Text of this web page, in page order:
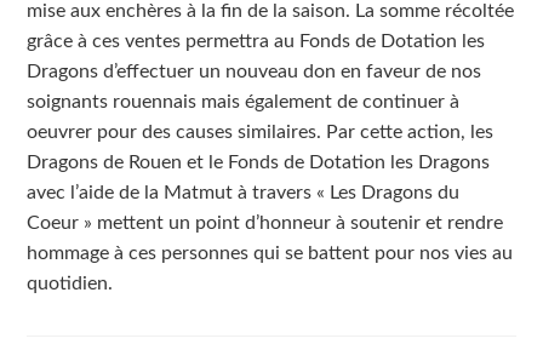
mise aux enchères à la fin de la saison. La somme récoltée
grâce à ces ventes permettra au Fonds de Dotation les
Dragons d’effectuer un nouveau don en faveur de nos
soignants rouennais mais également de continuer à
oeuvrer pour des causes similaires. Par cette action, les
Dragons de Rouen et le Fonds de Dotation les Dragons
avec l’aide de la Matmut à travers « Les Dragons du
Coeur » mettent un point d’honneur à soutenir et rendre
hommage à ces personnes qui se battent pour nos vies au
quotidien.